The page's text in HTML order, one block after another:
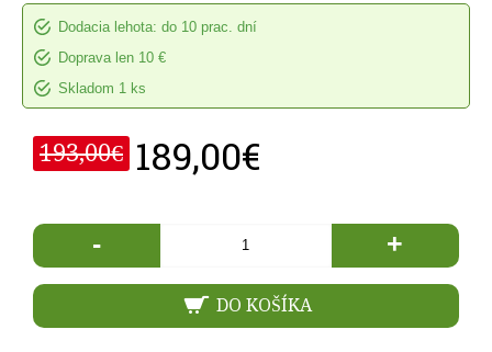
Dodacia lehota: do 10 prac. dní
Doprava len 10 €
Skladom 1 ks
193,00€ 189,00€
- +
DO KOŠÍKA